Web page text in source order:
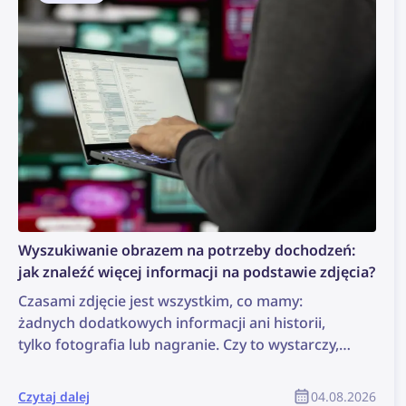
Wyszukiwanie obrazem na potrzeby dochodzeń:
jak znaleźć więcej informacji na podstawie zdjęcia?
Czasami zdjęcie jest wszystkim, co mamy:
żadnych dodatkowych informacji ani historii,
tylko fotografia lub nagranie. Czy to wystarczy,
idealna sytuacja, ale wystarczy do
Czytaj dalej 04.08.2026